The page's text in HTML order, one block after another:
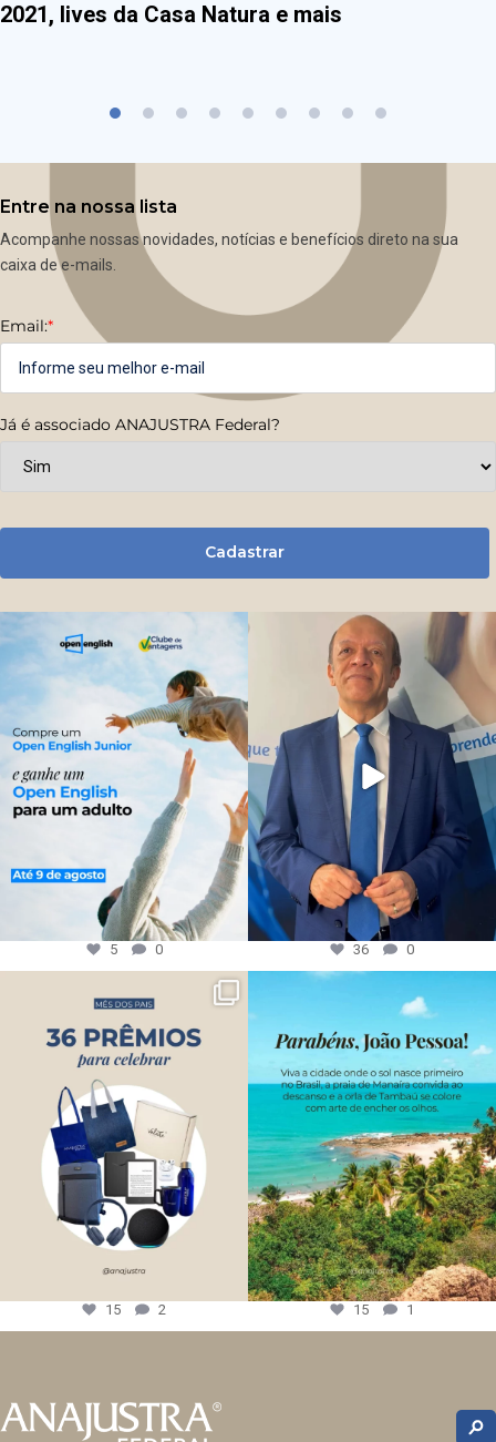
2021, lives da Casa Natura e mais
Entre na nossa lista
Acompanhe nossas novidades, notícias e benefícios direto na sua
caixa de e-mails.
Email:*
Já é associado ANAJUSTRA Federal?
Cadastrar
5 0 36 0
15 2 15 1